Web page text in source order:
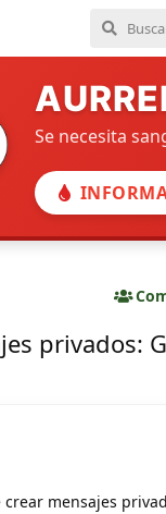
Se necesita
privados:
mensajes